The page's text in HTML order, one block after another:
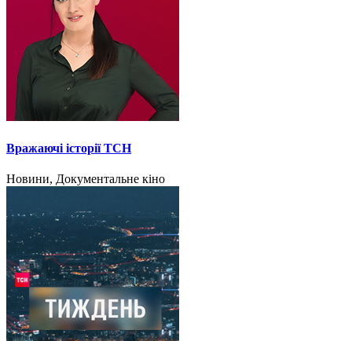
Вражаючі історії ТСН
Новини, Документальне кіно